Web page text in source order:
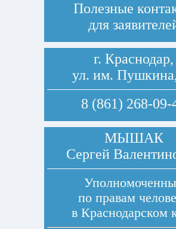
Полезные
для
г. Краснодар,
ул. им.
8 (861) 268-09-
МЫШАК
Сергей
по правам
в Краснодарском